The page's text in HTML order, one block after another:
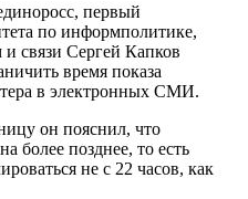
первый
по информполитике,
связи Сергей Капков
время показа
в электронных СМИ.
он пояснил, что
более позднее, то есть
не с 22 часов, как